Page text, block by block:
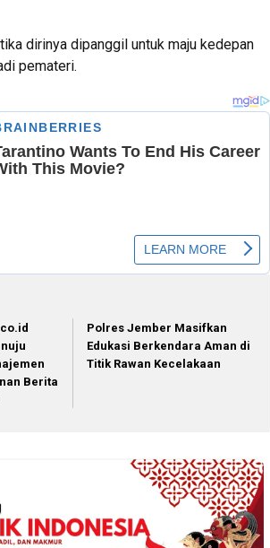
dirinya dipanggil untuk maju kedepan
pemateri.
Berita
Polres Jember Masifkan
Edukasi Berkendara Aman di
Titik Rawan Kecelakaan